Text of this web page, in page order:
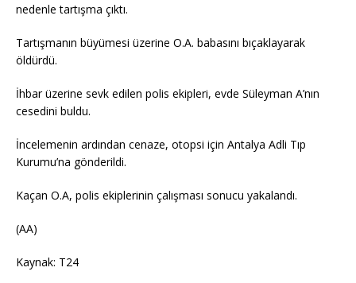
nedenle tartışma çıktı.
Tartışmanın büyümesi üzerine O.A. babasını bıçaklayarak
öldürdü.
İhbar üzerine sevk edilen polis ekipleri, evde Süleyman A’nın
cesedini buldu.
İncelemenin ardından cenaze, otopsi için Antalya Adli Tıp
Kurumu’na gönderildi.
Kaçan O.A, polis ekiplerinin çalışması sonucu yakalandı.
(AA)
Kaynak: T24